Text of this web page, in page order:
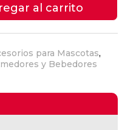
al carrito
para Mascotas,
y Bebedores